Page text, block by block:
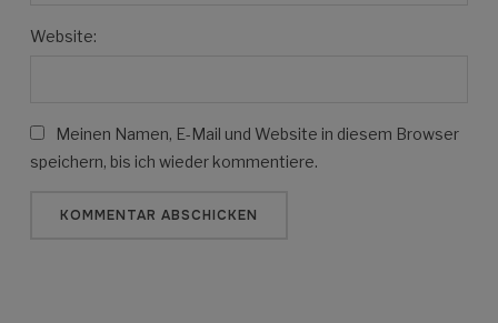
Website:
Meinen Namen, E-Mail und Website in diesem Browser
speichern, bis ich wieder kommentiere.